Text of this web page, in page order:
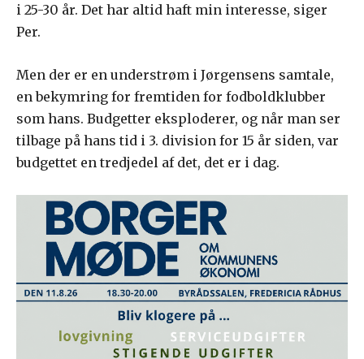
i 25-30 år. Det har altid haft min interesse, siger
Per.
Men der er en understrøm i Jørgensens samtale,
en bekymring for fremtiden for fodboldklubber
som hans. Budgetter eksploderer, og når man ser
tilbage på hans tid i 3. division for 15 år siden, var
budgettet en tredjedel af det, det er i dag.